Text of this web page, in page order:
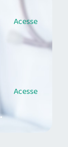
Acesse
Acesse